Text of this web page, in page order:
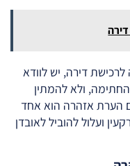
דירה, יש לוודא
ולא להמתין
הערת אזהרה הוא אחד
ועלול להוביל לאובדן